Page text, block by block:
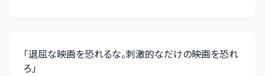
「退屈な映画を恐れるな。刺激的なだけの映画を恐れ
ろ」